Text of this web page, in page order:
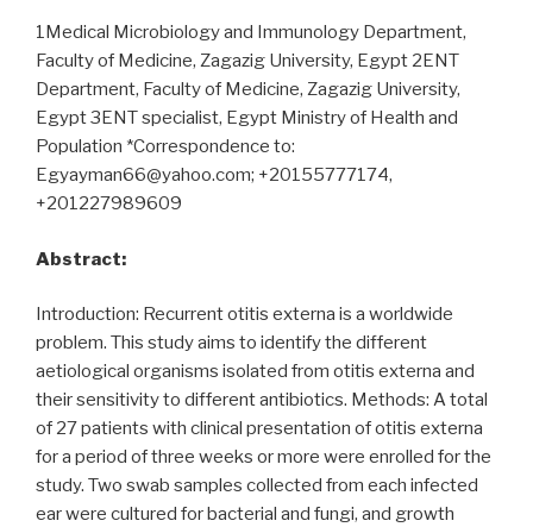
1Medical Microbiology and Immunology Department,
Faculty of Medicine, Zagazig University, Egypt 2ENT
Department, Faculty of Medicine, Zagazig University,
Egypt 3ENT specialist, Egypt Ministry of Health and
Population *Correspondence to:
Egyayman66@yahoo.com; +20155777174,
+201227989609
Abstract:
Introduction: Recurrent otitis externa is a worldwide
problem. This study aims to identify the different
aetiological organisms isolated from otitis externa and
their sensitivity to different antibiotics. Methods: A total
of 27 patients with clinical presentation of otitis externa
for a period of three weeks or more were enrolled for the
study. Two swab samples collected from each infected
ear were cultured for bacterial and fungi, and growth